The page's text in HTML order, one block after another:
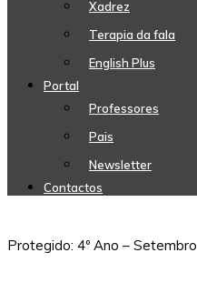
Xadrez
Terapia da fala
English Plus
Portal
Professores
Pais
Newsletter
Contactos
Protegido: 4º Ano – Setembro